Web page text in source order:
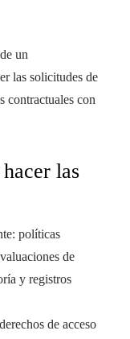
un
las solicitudes de
contractuales con
las
políticas
de
y registros
de acceso